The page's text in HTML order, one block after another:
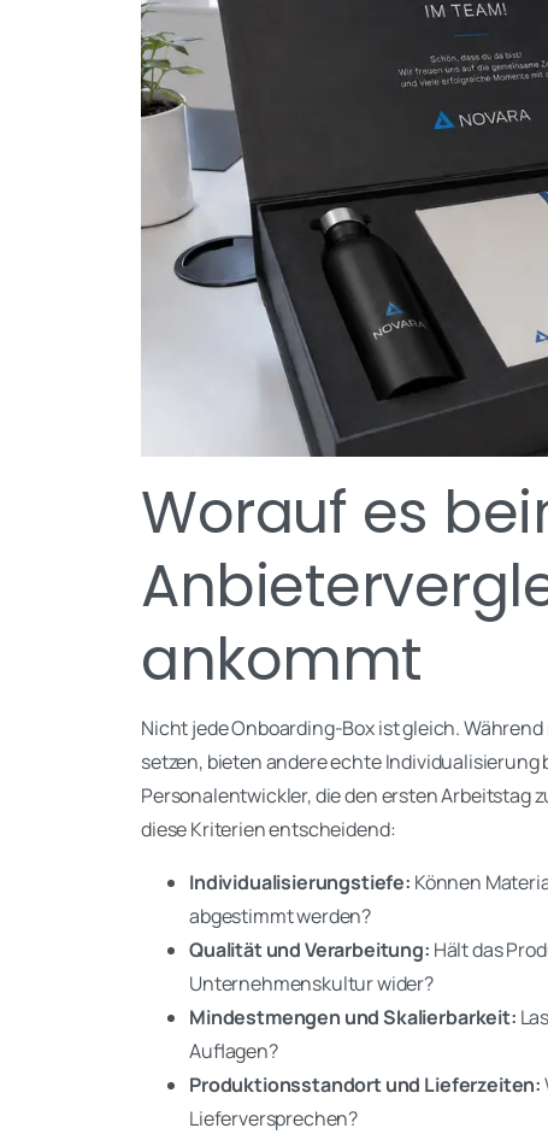
Worauf es
ankommt
Nicht jede Onboarding-Box ist gleich.
setzen, bieten andere echte
Personalentwickler, die den ersten Arbeitstag
diese Kriterien entscheidend:
Individualisierungstiefe: Können
abgestimmt werden?
Qualität und Verarbeitung: Hält das
Unternehmenskultur wider?
Mindestmengen und Skalierbarkeit:
Auflagen?
Produktionsstandort und Lieferzeiten:
Lieferversprechen?